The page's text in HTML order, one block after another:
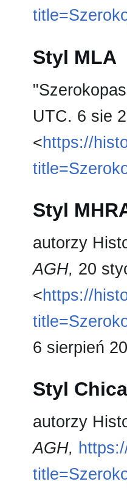
Styl MLA
UTC. 6 sie
<https://
Styl
autorzy
AGH, 20
<https://
6 sierpień
Styl
autorzy
AGH,